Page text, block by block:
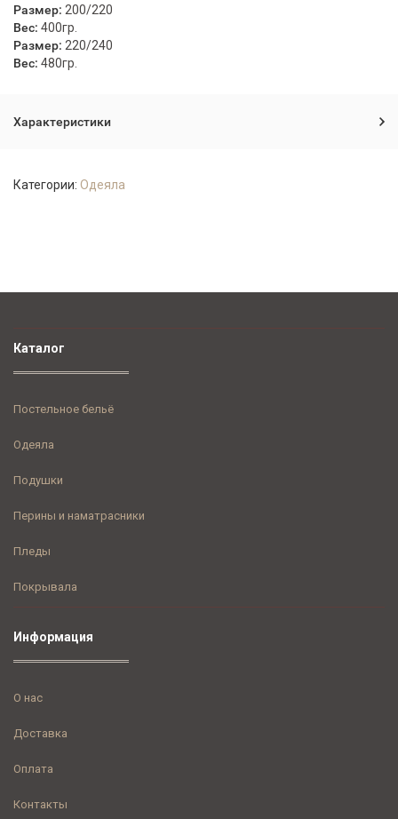
Размер: 200/220
Вес: 400гр.
Размер: 220/240
Вес: 480гр.
Характеристики
Категории: Одеяла
Каталог
Постельное бельё
Одеяла
Подушки
Перины и наматрасники
Пледы
Покрывала
Информация
О нас
Доставка
Оплата
Контакты